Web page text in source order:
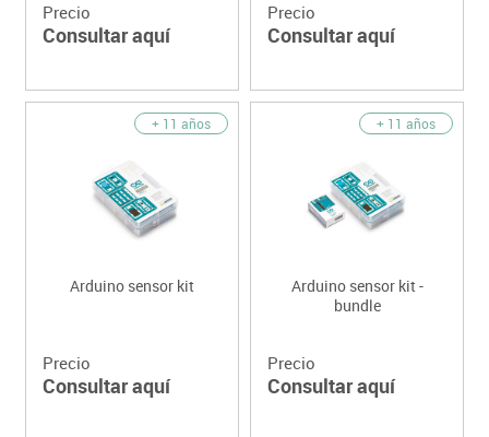
Precio
Consultar aquí
Precio
Consultar aquí
+ 11 años
Arduino sensor kit
Precio
Consultar aquí
+ 11 años
Arduino sensor kit -
bundle
Precio
Consultar aquí